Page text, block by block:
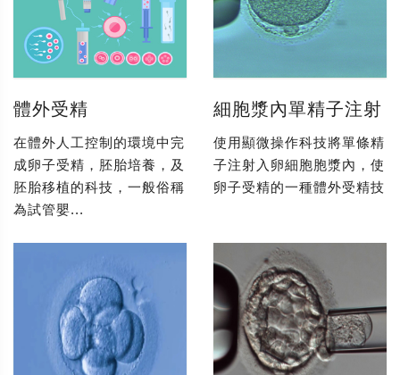
體外受精
在體外人工控制的環境中完
成卵子受精，胚胎培養，及
胚胎移植的科技，一般俗稱
為試管嬰...
細胞漿內單精子注射
使用顯微操作科技將單條精
子注射入卵細胞胞漿內，使
卵子受精的一種體外受精技